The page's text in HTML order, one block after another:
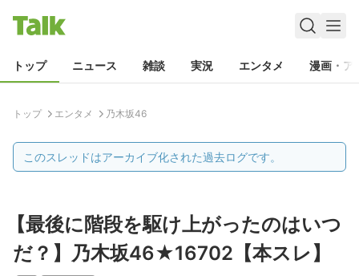
トップ ニュース 雑談 実況 エンタメ 漫画・ア
トップ エンタメ 乃木坂46
このスレッドはアーカイブ化された過去ログです。
【最後に階段を駆け上がったのはいつ
だ？】乃木坂46★16702【本スレ】